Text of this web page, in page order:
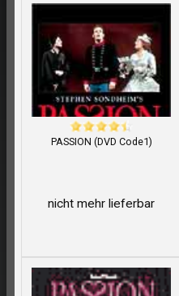
PASSION (DVD Code1)
nicht mehr lieferbar